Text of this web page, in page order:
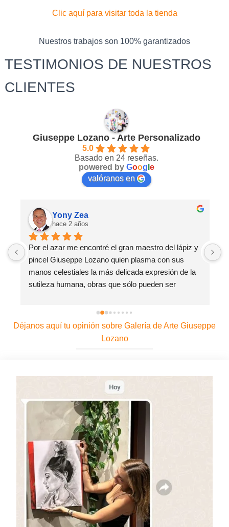
Clic aquí para visitar toda la tienda
Nuestros trabajos son 100% garantizados
TESTIMONIOS DE NUESTROS
CLIENTES
Giuseppe Lozano - Arte Personalizado
5.0
Basado en 24 reseñas.
powered by Goog e
valóranos en
Yony Zea
hace 2 años
Por el azar me encontré el gran maestro del lápiz y
pincel Giuseppe Lozano quien plasma con sus
manos celestiales la más delicada expresión de la
sutileza humana, obras que sólo pueden ser
de seres dotados de la magia celestial y la
dedicación con que recibo su trabajo.
Déjanos aquí tu opinión sobre Galería de Arte Giuseppe
Lozano